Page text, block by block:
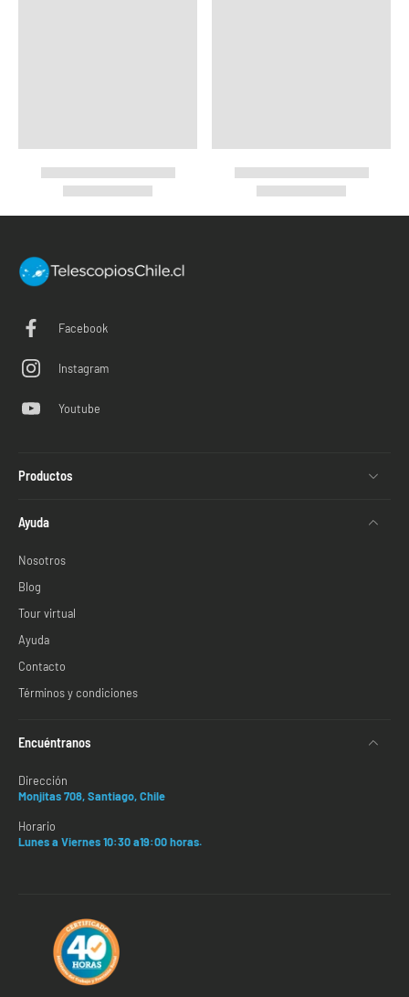
Facebook
Instagram
Youtube
Productos
Ayuda
Nosotros
Blog
Tour virtual
Ayuda
Contacto
Términos y condiciones
Encuéntranos
Dirección
Monjitas 708, Santiago, Chile
Horario
Lunes a Viernes 10:30 a19:00 horas.